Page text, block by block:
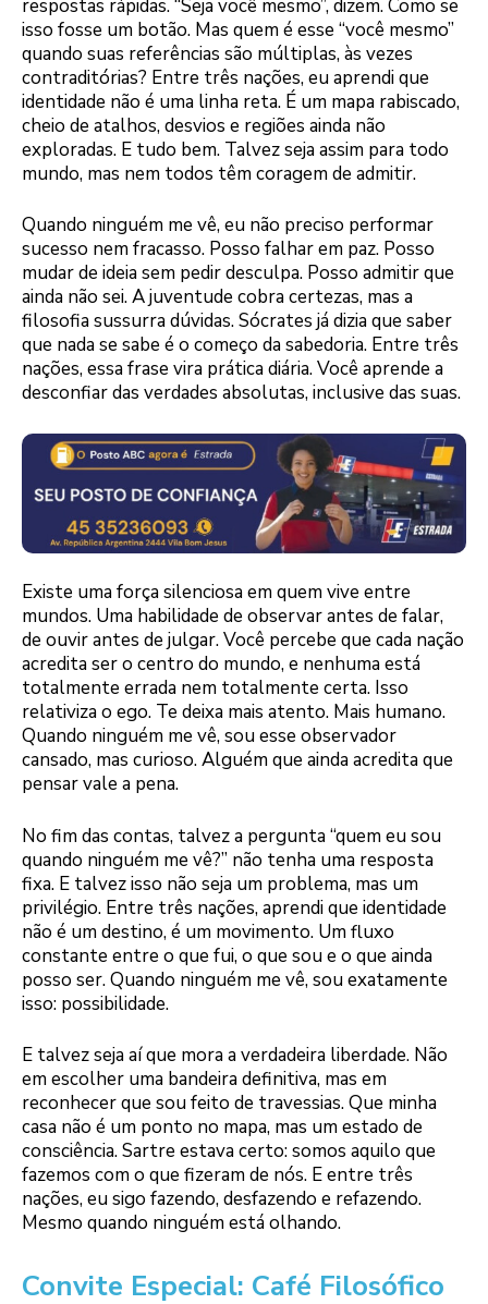
respostas rápidas. “Seja você mesmo”, dizem. Como se
isso fosse um botão. Mas quem é esse “você mesmo”
quando suas referências são múltiplas, às vezes
contraditórias? Entre três nações, eu aprendi que
identidade não é uma linha reta. É um mapa rabiscado,
cheio de atalhos, desvios e regiões ainda não
exploradas. E tudo bem. Talvez seja assim para todo
mundo, mas nem todos têm coragem de admitir.
Quando ninguém me vê, eu não preciso performar
sucesso nem fracasso. Posso falhar em paz. Posso
mudar de ideia sem pedir desculpa. Posso admitir que
ainda não sei. A juventude cobra certezas, mas a
filosofia sussurra dúvidas. Sócrates já dizia que saber
que nada se sabe é o começo da sabedoria. Entre três
nações, essa frase vira prática diária. Você aprende a
desconfiar das verdades absolutas, inclusive das suas.
Existe uma força silenciosa em quem vive entre
mundos. Uma habilidade de observar antes de falar,
de ouvir antes de julgar. Você percebe que cada nação
acredita ser o centro do mundo, e nenhuma está
totalmente errada nem totalmente certa. Isso
relativiza o ego. Te deixa mais atento. Mais humano.
Quando ninguém me vê, sou esse observador
cansado, mas curioso. Alguém que ainda acredita que
pensar vale a pena.
No fim das contas, talvez a pergunta “quem eu sou
quando ninguém me vê?” não tenha uma resposta
fixa. E talvez isso não seja um problema, mas um
privilégio. Entre três nações, aprendi que identidade
não é um destino, é um movimento. Um fluxo
constante entre o que fui, o que sou e o que ainda
posso ser. Quando ninguém me vê, sou exatamente
isso: possibilidade.
E talvez seja aí que mora a verdadeira liberdade. Não
em escolher uma bandeira definitiva, mas em
reconhecer que sou feito de travessias. Que minha
casa não é um ponto no mapa, mas um estado de
consciência. Sartre estava certo: somos aquilo que
fazemos com o que fizeram de nós. E entre três
nações, eu sigo fazendo, desfazendo e refazendo.
Mesmo quando ninguém está olhando.
Convite Especial: Café Filosófico